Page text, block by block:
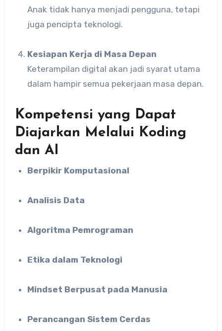
Anak tidak hanya menjadi pengguna, tetapi
juga pencipta teknologi.
Kesiapan Kerja di Masa Depan
Keterampilan digital akan jadi syarat utama
dalam hampir semua pekerjaan masa depan.
Kompetensi yang Dapat
Diajarkan Melalui Koding
dan AI
Berpikir Komputasional
Analisis Data
Algoritma Pemrograman
Etika dalam Teknologi
Mindset Berpusat pada Manusia
Perancangan Sistem Cerdas